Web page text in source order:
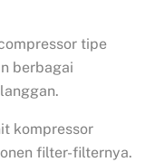
tipe
berbagai
kompressor
filter-filternya.